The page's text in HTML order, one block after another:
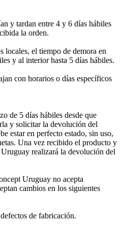
y tardan entre 4 y 6 días hábiles
la orden.
locales, el tiempo de demora en
y al interior hasta 5 días hábiles.
con horarios o días específicos
de 5 días hábiles desde que
y solicitar la devolución del
estar en perfecto estado, sin uso,
Una vez recibido el producto y
realizará la devolución del
Uruguay no acepta
cambios en los siguientes
de fabricación.